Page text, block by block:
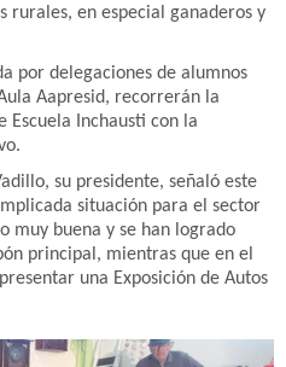
rurales, en especial ganaderos y
por delegaciones de alumnos
Aapresid, recorrerán la
Escuela Inchausti con la
su presidente, señaló este
situación para el sector
muy buena y se han logrado
principal, mientras que en el
una Exposición de Autos